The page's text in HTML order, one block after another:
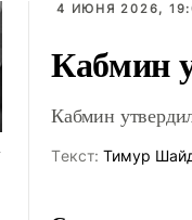
4 ИЮНЯ 2026,
Кабмин
Кабмин
Tекст: Тимур